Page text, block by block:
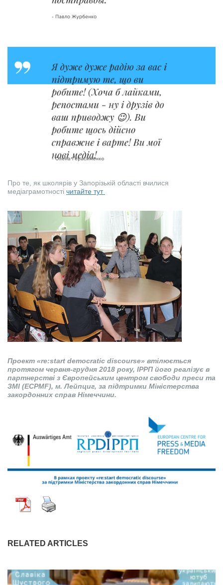
Про те, як школярів у Запорізькій області вчилися
медіаграмотності читайте тут
Проект «re:start democratic discourse» втілюється
протягом червня-грудня 2018 року, ІРРП його реалізує в
партнерстві з Європейським центром свободи преси та
ЗМІ (ECPMF), м. Лейпциг, за підтримки Міністерства
закордонних справ Німеччини.
RELATED ARTICLES